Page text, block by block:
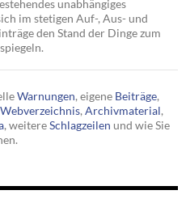
unabhängiges
im stetigen Auf-, Aus- und
den Stand der Dinge zum
Warnungen, eigene Beiträge,
Webverzeichnis, Archivmaterial,
, weitereSchlagzeilen und wie Sie